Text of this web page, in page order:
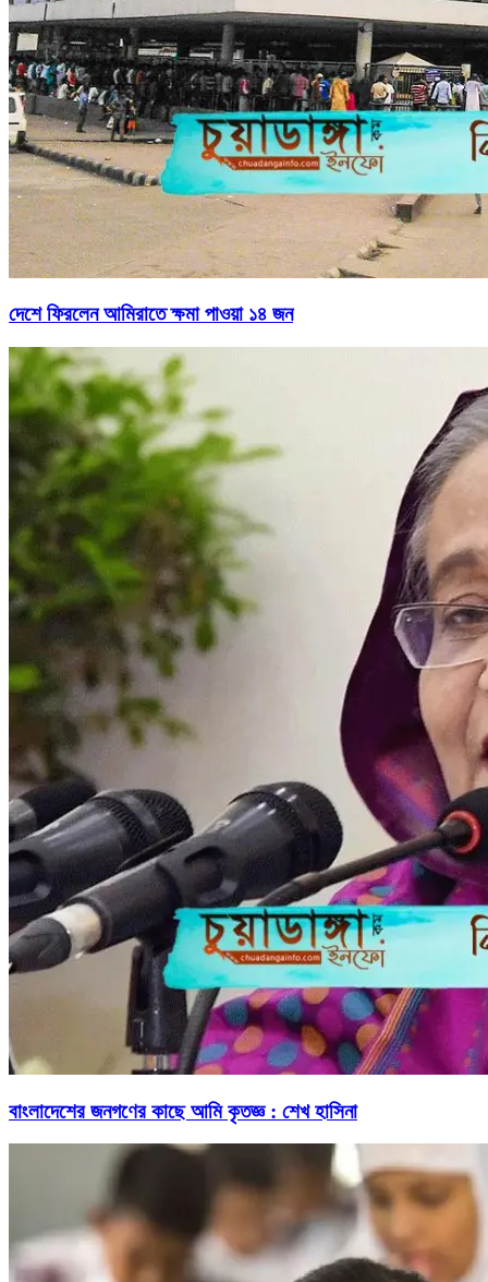
দেশে ফিরলেন আমিরাতে ক্ষমা পাওয়া ১৪ জন
বাংলাদেশের জনগণের কাছে আমি কৃতজ্ঞ : শেখ হাসিনা